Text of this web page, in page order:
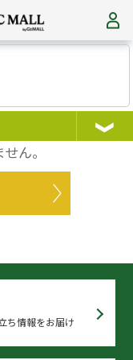
ん。
ち情報をお届け